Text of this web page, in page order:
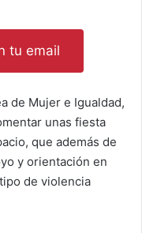
tu email
de Mujer e Igualdad,
unas fiesta
que además de
y orientación en
de violencia